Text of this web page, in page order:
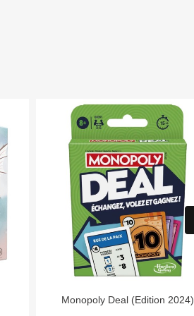
Aperçu rapide
Monopoly Deal (Edition 2024)